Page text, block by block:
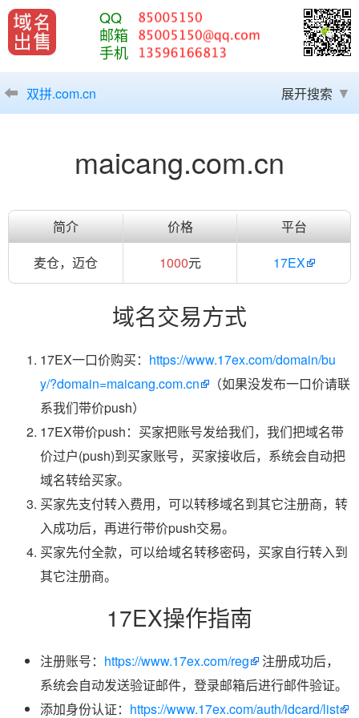
QQ
邮箱
手机
双拼.com.cn 展开搜索
maicang.com.cn
简介 价格
平台
麦仓，迈仓
1000元 17EX
域名交易方式
17EX一口价购买： https://www.17ex.com/domain/bu
y/?domain=maicang.com.cn
（如果没发布一口价请联
系我们带价push）
17EX带价push：买家把账号发给我们，我们把域名带
价过户(push)到买家账号，买家接收后，系统会自动把
域名转给买家。
买家先支付转入费用，可以转移域名到其它注册商，转
入成功后，再进行带价push交易。
买家先付全款，可以给域名转移密码，买家自行转入到
其它注册商。
17EX操作指南
注册账号： https://www.17ex.com/reg
注册成功后，
系统会自动发送验证邮件，登录邮箱后进行邮件验证。
添加身份认证： https://www.17ex.com/auth/idcard/list